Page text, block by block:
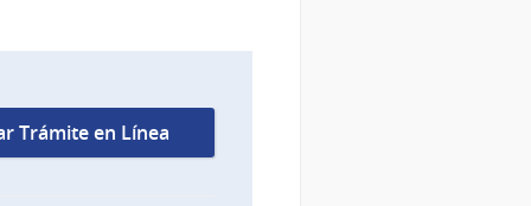
Trámite en Línea